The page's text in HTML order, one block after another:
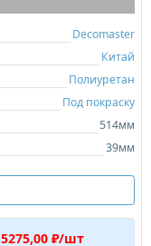
Decomaster
Китай
Полиуретан
Под покраску
514мм
39мм
5275,00 ₽/шт